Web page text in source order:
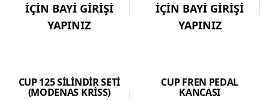
İÇİN BAYİ GİRİŞİ
YAPINIZ
İÇİN BAYİ GİRİŞİ
YAPINIZ
CUP 125 SİLİNDİR SETİ
(MODENAS KRİSS)
CUP FREN PEDAL
KANCASI